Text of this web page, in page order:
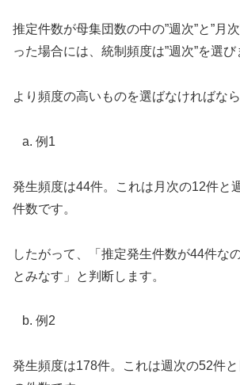
推定件数が母集団数の中の”週次”と”月
った場合には、統制頻度は”週次”を選び
より頻度の高いものを選ばなければなら
例1
発生頻度は44件。これは月次の12件と
件数です。
したがって、「推定発生件数が44件な
とみなす」と判断します。
例2
発生頻度は178件。これは週次の52件